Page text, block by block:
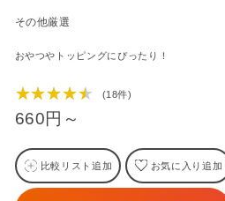
その他厳選
おやつやトッピングにぴったり！
★★★★★ (18件)
660円～
比較リスト追加 お気に入り追加